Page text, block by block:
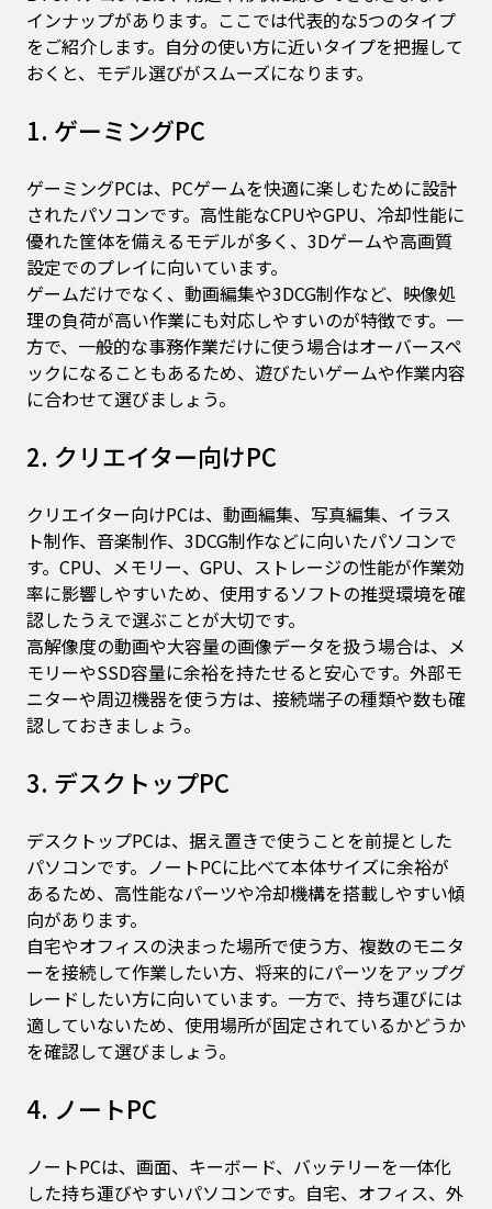
インナップがあります。ここでは代表的な5つのタイプ
をご紹介します。自分の使い方に近いタイプを把握して
おくと、モデル選びがスムーズになります。
1. ゲーミングPC
ゲーミングPCは、PCゲームを快適に楽しむために設計
されたパソコンです。高性能なCPUやGPU、冷却性能に
優れた筐体を備えるモデルが多く、3Dゲームや高画質
設定でのプレイに向いています。
ゲームだけでなく、動画編集や3DCG制作など、映像処
理の負荷が高い作業にも対応しやすいのが特徴です。一
方で、一般的な事務作業だけに使う場合はオーバースペ
ックになることもあるため、遊びたいゲームや作業内容
に合わせて選びましょう。
2. クリエイター向けPC
クリエイター向けPCは、動画編集、写真編集、イラス
ト制作、音楽制作、3DCG制作などに向いたパソコンで
す。CPU、メモリー、GPU、ストレージの性能が作業効
率に影響しやすいため、使用するソフトの推奨環境を確
認したうえで選ぶことが大切です。
高解像度の動画や大容量の画像データを扱う場合は、メ
モリーやSSD容量に余裕を持たせると安心です。外部モ
ニターや周辺機器を使う方は、接続端子の種類や数も確
認しておきましょう。
3. デスクトップPC
デスクトップPCは、据え置きで使うことを前提とした
パソコンです。ノートPCに比べて本体サイズに余裕が
あるため、高性能なパーツや冷却機構を搭載しやすい傾
向があります。
自宅やオフィスの決まった場所で使う方、複数のモニタ
ーを接続して作業したい方、将来的にパーツをアップグ
レードしたい方に向いています。一方で、持ち運びには
適していないため、使用場所が固定されているかどうか
を確認して選びましょう。
4. ノートPC
ノートPCは、画面、キーボード、バッテリーを一体化
した持ち運びやすいパソコンです。自宅、オフィス、外